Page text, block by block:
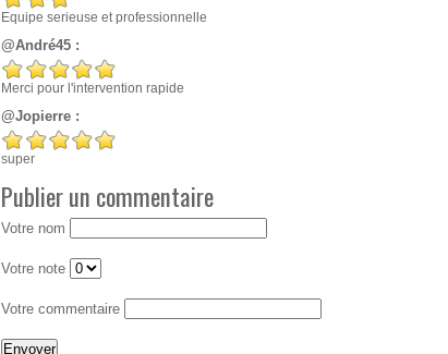
Equipe serieuse et professionnelle
@André45 :
Merci pour l'intervention rapide
@Jopierre :
super
Publier un commentaire
Votre nom
Votre note
Votre commentaire